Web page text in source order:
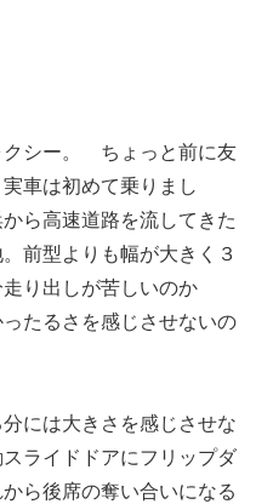
クシー。 ちょっと前に友
車は初めて乗りまし
ら高速道路を流してきた
前型よりも幅が大きく３
り出しが苦しいのか
たるさを感じさせないの
には大きさを感じさせな
ライドドアにフリップダ
ら後席の奪い合いになる